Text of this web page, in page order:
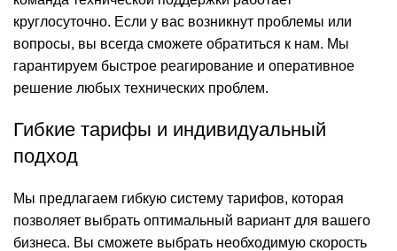
круглосуточно. Если у вас возникнут проблемы или
вопросы, вы всегда сможете обратиться к нам. Мы
гарантируем быстрое реагирование и оперативное
решение любых технических проблем.
Гибкие тарифы и индивидуальный
подход
Мы предлагаем гибкую систему тарифов, которая
позволяет выбрать оптимальный вариант для вашего
бизнеса. Вы сможете выбрать необходимую скорость